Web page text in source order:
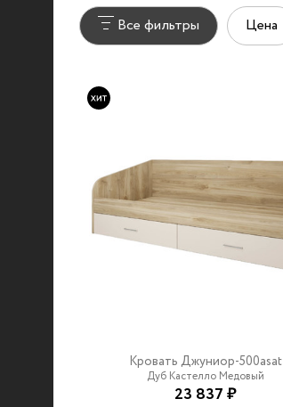
Все фильтры Цена
Кровать Джуниор-500asat
Дуб Кастелло Медовый
23 837 ₽